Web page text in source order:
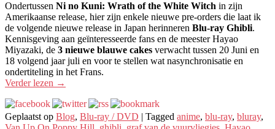
Ondertussen Ni no Kuni: Wrath of the White Witch in zijn
Amerikaanse release, hier zijn enkele nieuwe pre-orders die laat ik
de volgende nieuwe release in Japan herinneren Blu-ray Ghibli.
Kennisgeving aan geïnteresseerde fans en de meester Hayao
Miyazaki, de 3 nieuwe blauwe cakes verwacht tussen 20 Juni en
18 volgend jaar juli en voor te stellen wat nasynchronisatie en
ondertiteling in het Frans.
Verder lezen →
Geplaatst op Blog, Blu-ray / DVD Tagged anime, blu-ray, bluray,